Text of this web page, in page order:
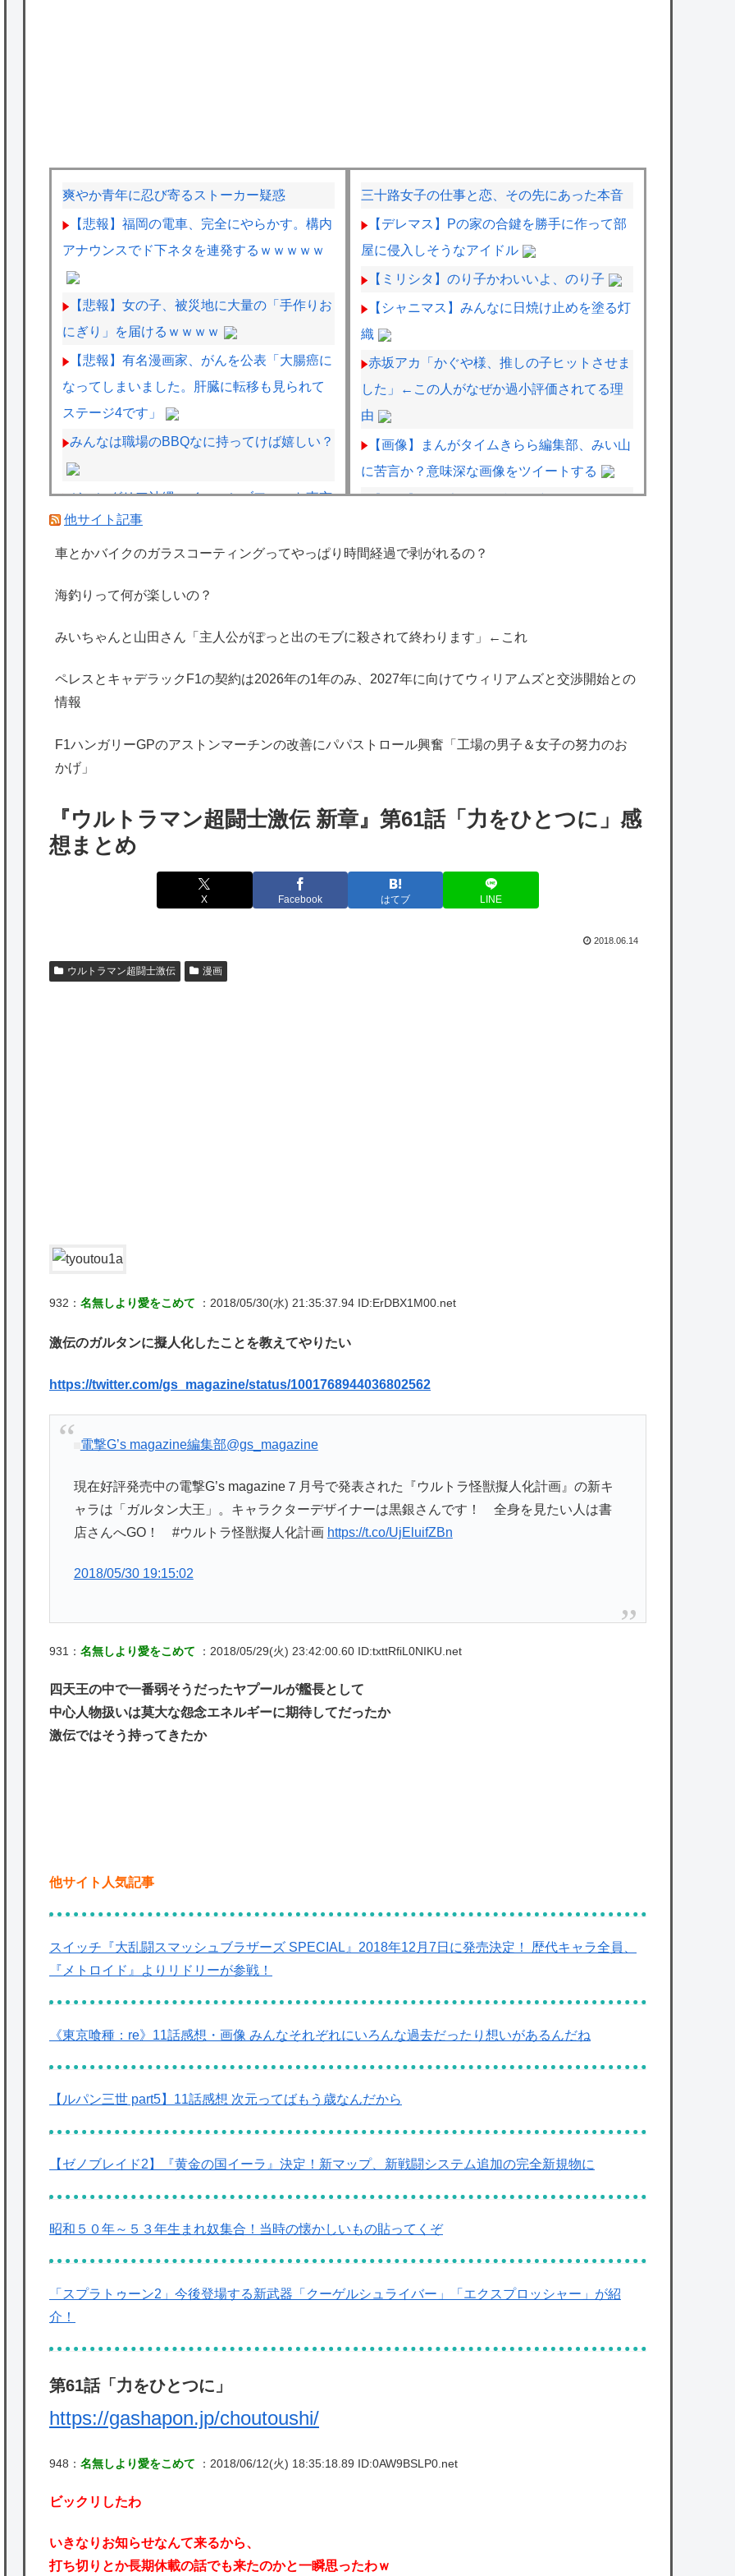
爽やか青年に忍び寄るストーカー疑惑
【悲報】福岡の電車、完全にやらかす。構内
アナウンスでド下ネタを連発するｗｗｗｗｗ
【悲報】女の子、被災地に大量の「手作りお
にぎり」を届けるｗｗｗｗ
【悲報】有名漫画家、がんを公表「大腸癌に
なってしまいました。肝臓に転移も見られて
ステージ4です」
みんなは職場のBBQなに持ってけば嬉しい？
ジャングリア沖縄、イマーシブフォート東京
の二の舞になりそうｗｗｗｗｗｗ
フェルスタッペンとレッドブルの新契約交渉
年のみ、2027年に向けてウィリアムズと交渉
海外「日本は特別！」日本の地震支援を申し
海外「勘弁して！」米国人が最も恐れる日本
の為替介入再びで海外が大騒ぎ
のは韓国人である理由がこちら…」→「日本
も感謝してるらしい…（ﾌﾞﾙﾌﾞﾙ」＝韓国の反
海外「日本よ、お前がナンバーワンだ」 熊
衝撃
別課題消化時は別として
三十路女子の仕事と恋、その先にあった本音
【デレマス】Pの家の合鍵を勝手に作って部
屋に侵入しそうなアイドル
【ミリシタ】のり子かわいいよ、のり子
【シャニマス】みんなに日焼け止めを塗る灯
織
赤坂アカ「かぐや様、推しの子ヒットさせま
した」←この人がなぜか過小評価されてる理
由
【画像】まんがタイムきらら編集部、みい山
に苦言か？意味深な画像をツイートする
【画像】漫画家・桂正和、最新のパンツ＆お
出し方」「実写かと思いました」
【艦これ】煙幕してんのに大暴れしすぎちゃ
【艦これ】ヴァトールはなんて呼べばいいん
う！！！！！！
【ホロライブ】おかゆ・千速、お悩み相談ぶ
るんぶるん編まとめ『太もも雑談w』『千速
他サイト記事
車とかバイクのガラスコーティングってやっぱり時間経過で剥がれるの？
海釣りって何が楽しいの？
みいちゃんと山田さん「主人公がぽっと出のモブに殺されて終わります」←これ
ペレスとキャデラックF1の契約は2026年の1年のみ、2027年に向けてウィリアムズと交渉開始との
情報
F1ハンガリーGPのアストンマーチンの改善にパパストロール興奮「工場の男子＆女子の努力のお
かげ」
『ウルトラマン超闘士激伝 新章』第61話「力をひとつに」感
想まとめ
X Facebook はてブ LINE
2018.06.14
ウルトラマン超闘士激伝 漫画
932： 名無しより愛をこめて ：2018/05/30(水) 21:35:37.94 ID:ErDBX1M00.net
激伝のガルタンに擬人化したことを教えてやりたい
https://twitter.com/gs_magazine/status/1001768944036802562
電撃G’s magazine編集部@gs_magazine
現在好評発売中の電撃G’s magazine７月号で発表された『ウルトラ怪獣擬人化計画』の新キ
ャラは「ガルタン大王」。キャラクターデザイナーは黒銀さんです！ 全身を見たい人は書
店さんへGO！ #ウルトラ怪獣擬人化計画 https://t.co/UjEluifZBn
2018/05/30 19:15:02
931： 名無しより愛をこめて ：2018/05/29(火) 23:42:00.60 ID:txttRfiL0NIKU.net
四天王の中で一番弱そうだったヤプールが艦長として
中心人物扱いは莫大な怨念エネルギーに期待してだったか
激伝ではそう持ってきたか
他サイト人気記事
スイッチ『大乱闘スマッシュブラザーズ SPECIAL』2018年12月7日に発売決定！ 歴代キャラ全員、
『メトロイド』よりリドリーが参戦！
《東京喰種：re》11話感想・画像 みんなそれぞれにいろんな過去だったり想いがあるんだね
【ルパン三世 part5】11話感想 次元ってばもう歳なんだから
【ゼノブレイド2】『黄金の国イーラ』決定！新マップ、新戦闘システム追加の完全新規物に
昭和５０年～５３年生まれ奴集合！当時の懐かしいもの貼ってくぞ
「スプラトゥーン2」今後登場する新武器「クーゲルシュライバー」「エクスプロッシャー」が紹
介！
第61話「力をひとつに」
https://gashapon.jp/choutoushi/
948： 名無しより愛をこめて ：2018/06/12(火) 18:35:18.89 ID:0AW9BSLP0.net
ビックリしたわ
いきなりお知らせなんて来るから、
打ち切りとか長期休載の話でも来たのかと一瞬思ったわｗ